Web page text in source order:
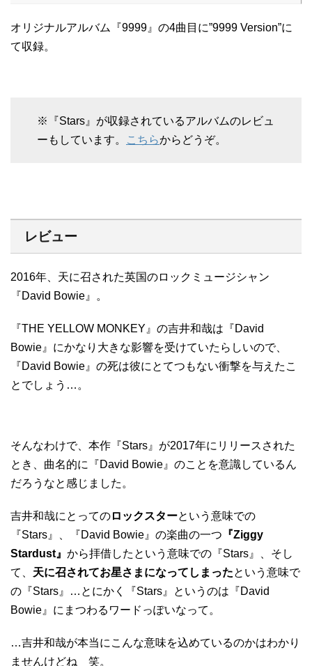
オリジナルアルバム『9999』の4曲目に”9999 Version”に
て収録。
※『Stars』が収録されているアルバムのレビュ
ーもしています。
こちらからどうぞ。
レビュー
2016年、天に召された英国のロックミュージシャン
『David Bowie』。
『THE YELLOW MONKEY』の吉井和哉は『David
Bowie』にかなり大きな影響を受けていたらしいので、
『David Bowie』の死は彼にとてつもない衝撃を与えたこ
とでしょう…。
そんなわけで、本作『Stars』が2017年にリリースされた
とき、曲名的に『David Bowie』のことを意識しているん
だろうなと感じました。
吉井和哉にとってのロックスターという意味での
『Stars』、『David Bowie』の楽曲の一つ 『Ziggy
Stardust』 から拝借したという意味での『Stars』、そし
て、 天に召されてお星さまになってしまったという意味で
の『Stars』…とにかく『Stars』というのは『David
Bowie』にまつわるワードっぽいなって。
…吉井和哉が本当にこんな意味を込めているのかはわかり
ませんけどね 笑。